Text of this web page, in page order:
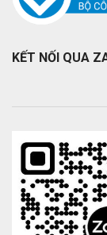
KẾT NỐI QUA